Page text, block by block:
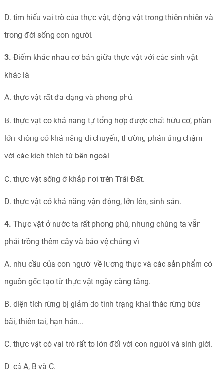
D. tìm hiểu vai trò của thực vật, động vật trong thiên nhiên và
trong đời sống con người.
3. Điểm khác nhau cơ bản giữa thực vật với các sinh vật
khác là
A. thực vật rất đa dạng và phong phú
B. thực vật có khả năng tự tổng hợp được chất hữu cơ, phần
lớn không có khả năng di chuyển, thường phản ứng chậm
với các kích thích từ bên ngoài
C. thực vật sống ở khắp nơi trên Trái Đất.
D. thực vật có khả năng vận động, lớn lên, sinh sản.
4. Thực vật ở nước ta rất phong phú, nhưng chúng ta vẫn
phải trồng thêm cây và bảo vệ chúng vì
A. nhu cầu của con người về lương thực và các sản phẩm có
nguồn gốc tạo từ thực vật ngày càng tăng.
B. diện tích rừng bị giảm do tình trạng khai thác rừng bừa
bãi, thiên tai, hạn hán...
C. thực vật có vai trò rất to lớn đối với con người và sinh giới.
D cả A, B và C.